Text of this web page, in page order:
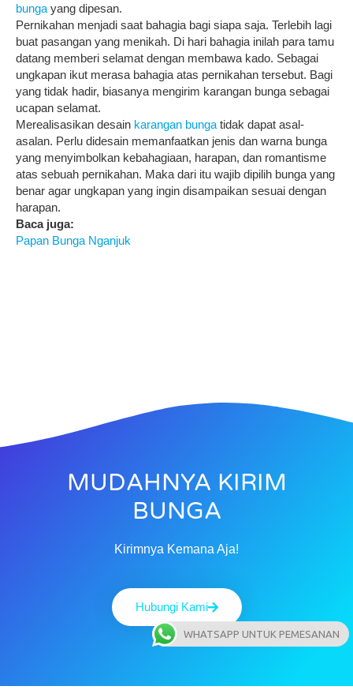
bunga yang dipesan.
Pernikahan menjadi saat bahagia bagi siapa saja. Terlebih lagi
buat pasangan yang menikah. Di hari bahagia inilah para tamu
datang memberi selamat dengan membawa kado. Sebagai
ungkapan ikut merasa bahagia atas pernikahan tersebut. Bagi
yang tidak hadir, biasanya mengirim karangan bunga sebagai
ucapan selamat.
Merealisasikan desain karangan bunga tidak dapat asal-
asalan. Perlu didesain memanfaatkan jenis dan warna bunga
yang menyimbolkan kebahagiaan, harapan, dan romantisme
atas sebuah pernikahan. Maka dari itu wajib dipilih bunga yang
benar agar ungkapan yang ingin disampaikan sesuai dengan
harapan.
Baca juga:
Papan Bunga Nganjuk
MUDAHNYA KIRIM
BUNGA
Kirimnya Kemana Aja!
Hubungi Kami
WHATSAPP UNTUK PEMESANAN